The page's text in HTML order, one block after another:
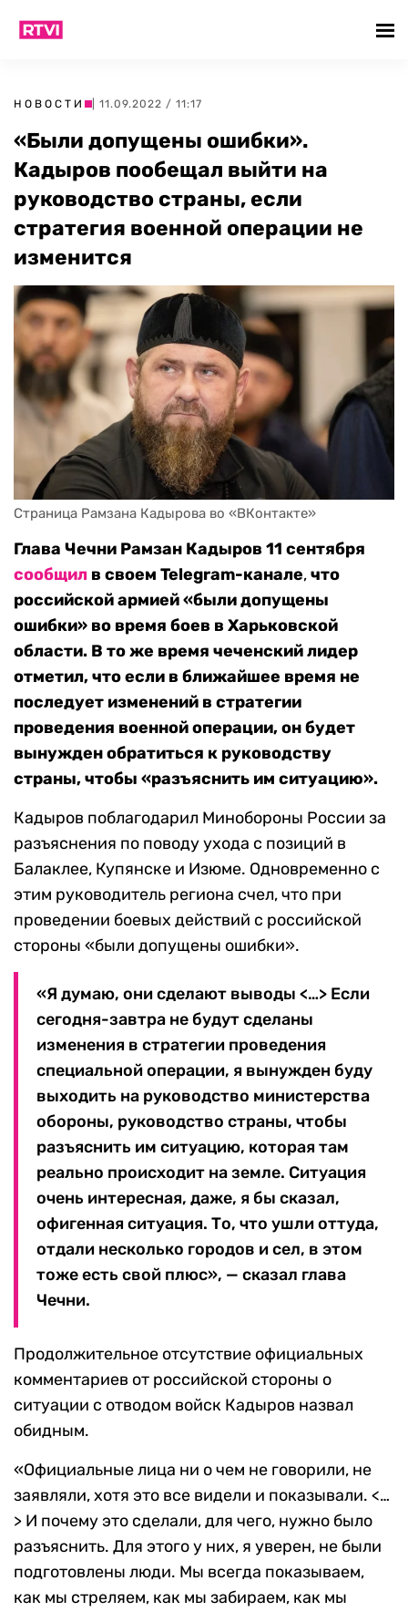
НОВОСТИ | 11.09.2022 / 11:17
«Были допущены ошибки».
Кадыров пообещал выйти на
руководство страны, если
стратегия военной операции не
изменится
Страница Рамзана Кадырова во «ВКонтакте»
Глава Чечни Рамзан Кадыров 11 сентября
сообщил в своем Telegram-канале,что
российской армией «были допущены
ошибки» во время боев в Харьковской
области. В то же время чеченский лидер
отметил, что если в ближайшее время не
последует изменений в стратегии
проведения военной операции, он будет
вынужден обратиться к руководству
страны, чтобы «разъяснить им ситуацию».
Кадыров поблагодарил Минобороны России за
разъяснения по поводу ухода с позиций в
Балаклее, Купянске и Изюме. Одновременно с
этим руководитель региона счел, что при
проведении боевых действий с российской
стороны «были допущены ошибки».
«Я думаю, они сделают выводы <…> Если
сегодня-завтра не будут сделаны
изменения в стратегии проведения
специальной операции, я вынужден буду
выходить на руководство министерства
обороны, руководство страны, чтобы
разъяснить им ситуацию, которая там
реально происходит на земле. Ситуация
очень интересная, даже, я бы сказал,
офигенная ситуация. То, что ушли оттуда,
отдали несколько городов и сел, в этом
тоже есть свой плюс», — сказал глава
Чечни.
Продолжительное отсутствие официальных
комментариев от российской стороны о
ситуации с отводом войск Кадыров назвал
обидным.
«Официальные лица ни о чем не говорили, не
заявляли, хотя это все видели и показывали. <…
> И почему это сделали, для чего, нужно было
разъяснить. Для этого у них, я уверен, не были
подготовлены люди. Мы всегда показываем,
как мы стреляем, как мы забираем, как мы